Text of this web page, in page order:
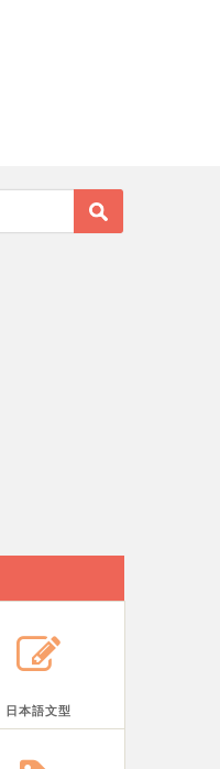
日本語文型